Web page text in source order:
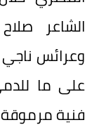
الشاعر
وعرائس ناجي
على ما
فنية